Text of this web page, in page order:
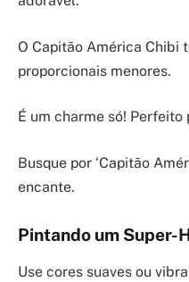
O Capitão América Chibi
proporcionais menores.
É um charme só!
Busque por ‘Capitão
encante.
Pintando um Super-
Use cores suaves ou